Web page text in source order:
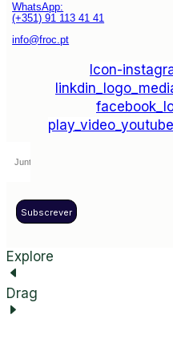
WhatsApp:
(+351) 91 113 41 41
info@froc.pt
Icon-
Subscrever
Explore
Drag